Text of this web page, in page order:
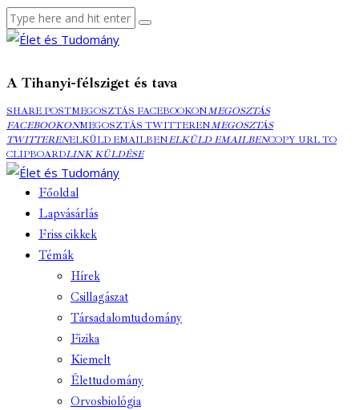
A Tihanyi-félsziget és tava
SHARE POSTMEGOSZTÁS FACEBOOKONMEGOSZTÁS
FACEBOOKONMEGOSZTÁS TWITTERENMEGOSZTÁS
TWITTERENELKÜLD EMAILBENELKÜLD EMAILBENCOPY URL TO
CLIPBOARDLINK KÜLDÉSE
Főoldal
Lapvásárlás
Friss cikkek
Témák
Hírek
Csillagászat
Társadalomtudomány
Fizika
Kiemelt
Élettudomány
Orvosbiológia